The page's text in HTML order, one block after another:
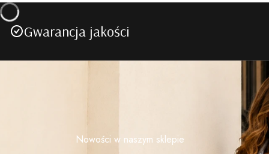
Gwarancja jakości
Nowości w naszym sklepie